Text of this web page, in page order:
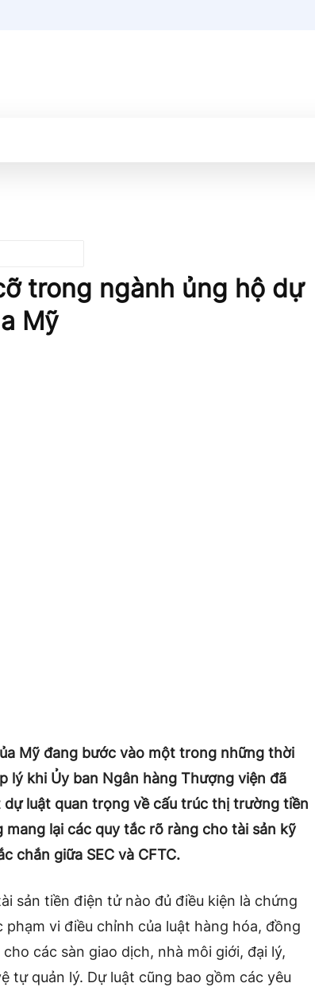
trong ngành ủng hộ dự
Mỹ
Mỹ đang bước vào một trong những thời
lý khi Ủy ban Ngân hàng Thượng viện đã
luật quan trọng về cấu trúc thị trường tiền
lại các quy tắc rõ ràng cho tài sản kỹ
chắn giữa SEC và CFTC.
sản tiền điện tử nào đủ điều kiện là chứng
vi điều chỉnh của luật hàng hóa, đồng
các sàn giao dịch, nhà môi giới, đại lý,
tự quản lý. Dự luật cũng bao gồm các yêu